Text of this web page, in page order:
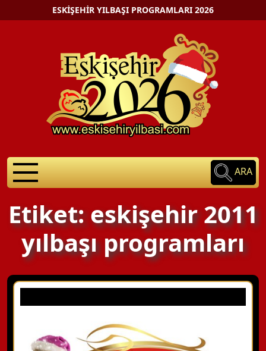
ESKIŞEHIR YILBAŞI PROGRAMLARI 2026
ARA
Etiket: eskişehir 2011
yılbaşı programları